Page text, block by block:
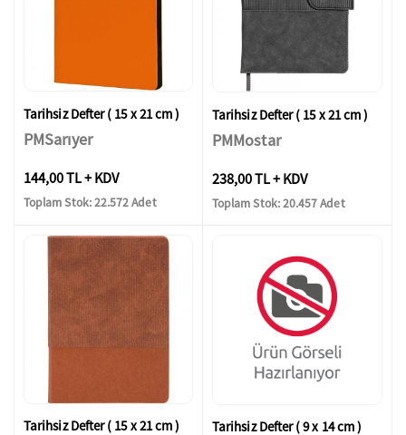
Tarihsiz Defter ( 15 x 21 cm )
PMSarıyer
144,00 TL + KDV
Toplam Stok: 22.572 Adet
Tarihsiz Defter ( 15 x 21 cm )
PMMostar
238,00 TL + KDV
Toplam Stok: 20.457 Adet
Tarihsiz Defter ( 15 x 21 cm ) Tarihsiz Defter ( 9 x 14 cm )